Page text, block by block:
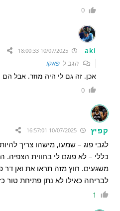
0
aki
הגב לפאקו
אכן. זה גם לי היה מוזר. אבל
0
קפיץ 10/07/2025 16:57:01
לגבי פוג – שמעו, מישהו צריך
כללי – לא פוגם לי בחווית הצפיה.
משגעים. חוץ מזה תראו את ואן דר
לבריחה כאילו לא נתן פתיחת טור
1